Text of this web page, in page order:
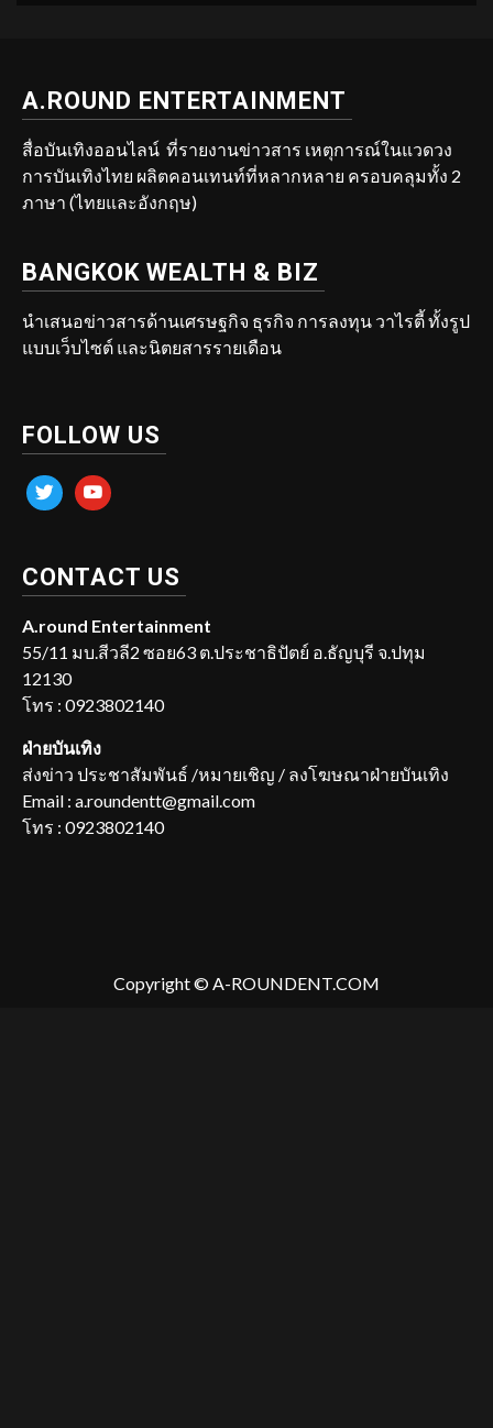
A.ROUND ENTERTAINMENT
สื่อบันเทิงออนไลน์ ที่รายงานข่าวสาร เหตุการณ์ในแวดวง
การบันเทิงไทย ผลิตคอนเทนท์ที่หลากหลาย ครอบคลุมทั้ง 2
ภาษา (ไทยและอังกฤษ)
BANGKOK WEALTH & BIZ
นำเสนอข่าวสารด้านเศรษฐกิจ ธุรกิจ การลงทุน วาไรตี้ ทั้งรูป
แบบเว็บไซต์ และนิตยสารรายเดือน
FOLLOW US
twitter youtube
CONTACT US
A.round Entertainment
55/11 มบ.สีวลี2 ซอย63 ต.ประชาธิปัตย์ อ.ธัญบุรี จ.ปทุม
12130
โทร : 0923802140
ฝ่ายบันเทิง
ส่งข่าว ประชาสัมพันธ์ /หมายเชิญ / ลงโฆษณาฝ่ายบันเทิง
Email : a.roundentt@gmail.com
โทร : 0923802140
Copyright © A-ROUNDENT.COM